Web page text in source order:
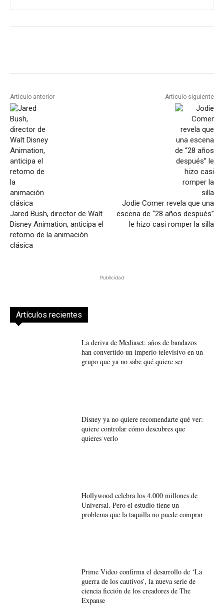
Artículo anterior
Jared Bush, director de Walt
Disney Animation, anticipa el
retorno de la animación
clásica
Artículo siguiente
Jodie Comer revela que una
escena de “28 años después”
le hizo casi romper la silla
Publicidad
Artículos recientes
La deriva de Mediaset: años de bandazos
han convertido un imperio televisivo en un
grupo que ya no sabe qué quiere ser
Disney ya no quiere recomendarte qué ver:
quiere controlar cómo descubres que
quieres verlo
Hollywood celebra los 4.000 millones de
Universal. Pero el estudio tiene un
problema que la taquilla no puede comprar
Prime Video confirma el desarrollo de ‘La
guerra de los cautivos’, la nueva serie de
ciencia ficción de los creadores de The
Expanse